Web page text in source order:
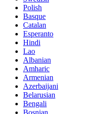
Polish
Basque
Catalan
Esperanto
Hindi
Lao
Albanian
Amharic
Armenian
Azerbaijani
Belarusian
Bengali
Bosnian